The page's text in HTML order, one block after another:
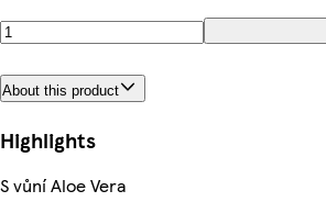
About this product
Highlights
S vůní Aloe Vera